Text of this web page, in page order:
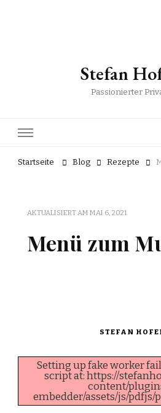
Stefan
Passionierter
Startseite Blog Rezepte
AKTUALISIERT AM MAI 6, 2021
Menü zum
STEFAN
Setting up fake worker
script at: https://
content/
embedder/assets/js/pdfjs/